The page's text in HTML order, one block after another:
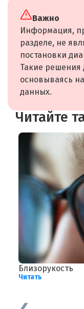
Важно
Информация,
разделе, не
постановки
Такие решения
основываясь
данных.
Читайте
Близорукость
Читать